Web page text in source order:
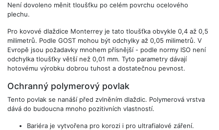
Není dovoleno měnit tloušťku po celém povrchu ocelového
plechu.
Pro kovové dlaždice Monterrey je tato tloušťka obvykle 0,4 až 0,5
milimetrů. Podle GOST mohou být odchylky až 0,05 milimetrů. V
Evropě jsou požadavky mnohem přísnější - podle normy ISO není
odchylka tloušťky větší než 0,01 mm. Tyto parametry dávají
hotovému výrobku dobrou tuhost a dostatečnou pevnost.
Ochranný polymerový povlak
Tento povlak se nanáší před zvlněním dlaždic. Polymerová vrstva
dává do budoucna mnoho pozitivních vlastností.
Bariéra je vytvořena pro korozi i pro ultrafialové záření.